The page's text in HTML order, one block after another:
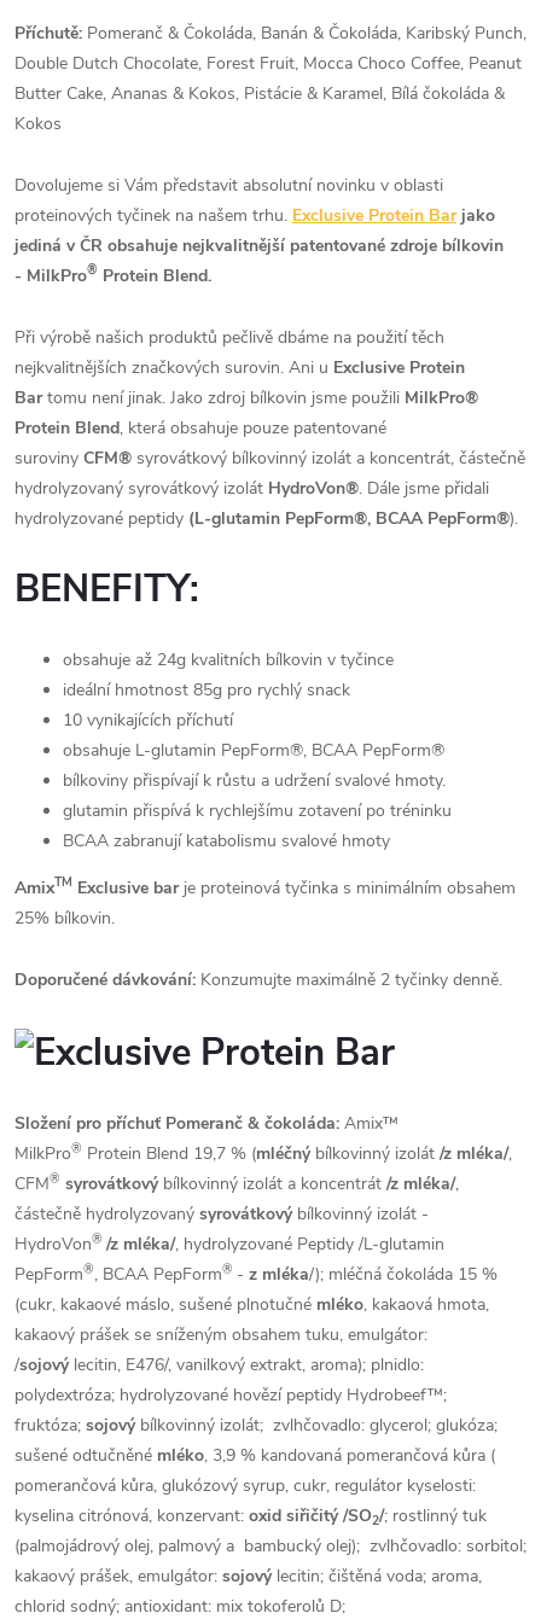
Příchutě: Pomeranč & Čokoláda, Banán & Čokoláda, Karibský Punch,
Double Dutch Chocolate, Forest Fruit, Mocca Choco Coffee, Peanut
Butter Cake, Ananas & Kokos, Pistácie & Karamel, Bílá čokoláda &
Kokos
Dovolujeme si Vám představit absolutní novinku v oblasti
proteinových tyčinek na našem trhu. Exclusive Protein Barjako
jediná v ČR obsahuje nejkvalitnější patentované zdroje bílkovin
- MilkPro® Protein Blend.
Při výrobě našich produktů pečlivě dbáme na použití těch
nejkvalitnějších značkových surovin. Ani u Exclusive Protein
Bartomu není jinak. Jako zdroj bílkovin jsme použili MilkPro®
Protein Blend, která obsahuje pouze patentované
suroviny CFM® syrovátkový bílkovinný izolát a koncentrát, částečně
hydrolyzovaný syrovátkový izolát HydroVon®. Dále jsme přidali
hydrolyzované peptidy (L-glutamin PepForm®, BCAA PepForm®).
BENEFITY:
obsahuje až 24g kvalitních bílkovin v tyčince
ideální hmotnost 85g pro rychlý snack
10 vynikajících příchutí
obsahuje L-glutamin PepForm®, BCAA PepForm®
bílkoviny přispívají k růstu a udržení svalové hmoty.
glutamin přispívá k rychlejšímu zotavení po tréninku
BCAA zabranují katabolismu svalové hmoty
AmixTM Exclusive barje proteinová tyčinka s minimálním obsahem
25% bílkovin.
Doporučené dávkování: Konzumujte maximálně 2 tyčinky denně.
Složení pro příchuť Pomeranč & čokoláda: Amix™
MilkPro® Protein Blend 19,7 % (mléčnýbílkovinný izolát /z mléka/,
CFM® syrovátkovýbílkovinný izolát a koncentrát /z mléka/,
částečně hydrolyzovaný syrovátkovýbílkovinný izolát -
HydroVon® /z mléka/, hydrolyzované Peptidy /L-glutamin
PepForm®, BCAA PepForm® - z mléka/); mléčná čokoláda 15 %
(cukr, kakaové máslo, sušené plnotučné mléko, kakaová hmota,
kakaový prášek se sníženým obsahem tuku, emulgátor:
/sojový lecitin, E476/, vanilkový extrakt, aroma); plnidlo:
polydextróza; hydrolyzované hovězí peptidy Hydrobeef™;
fruktóza; sojovýbílkovinný izolát; zvlhčovadlo: glycerol; glukóza;
sušené odtučněné mléko, 3,9 % kandovaná pomerančová kůra (
pomerančová kůra, glukózový syrup, cukr, regulátor kyselosti:
kyselina citrónová, konzervant: oxid siřičitý /SO2/; rostlinný tuk
(palmojádrový olej, palmový a bambucký olej); zvlhčovadlo: sorbitol;
kakaový prášek, emulgátor: sojovýlecitin; čištěná voda; aroma,
chlorid sodný; antioxidant: mix tokoferolů D;